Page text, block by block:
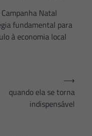
Natal
fundamental para
à economia local
quando ela se torna
indispensável
⟶